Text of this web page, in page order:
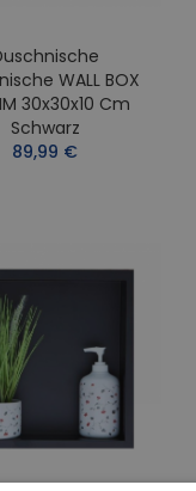
WALL BOX
30x30x10 Cm
Schwarz
89,99 €